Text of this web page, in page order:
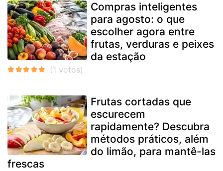
Compras inteligentes
para agosto: o que
escolher agora entre
frutas, verduras e peixes
da estação
Frutas cortadas que
escurecem
rapidamente? Descubra
métodos práticos, além
do limão, para mantê-las
frescas